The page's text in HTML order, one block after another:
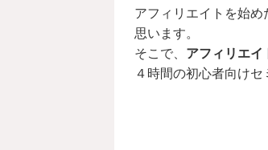
アフィリエイトを始め
思います。
そこで、 アフィリエイ
４時間の初心者向けセ